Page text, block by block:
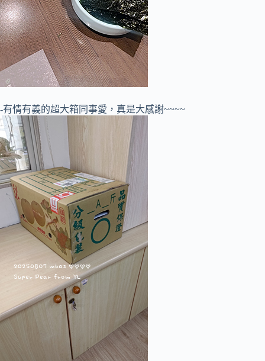
-有情有義的超大箱同事愛，真是大感謝~~~~